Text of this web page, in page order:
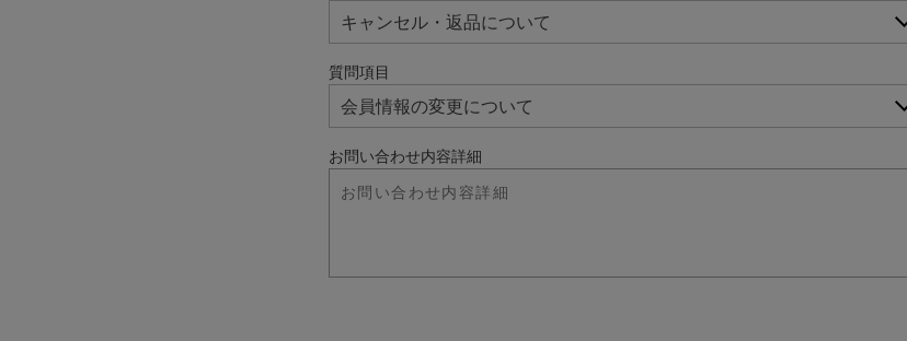
質問項目
お問い合わせ内容詳細